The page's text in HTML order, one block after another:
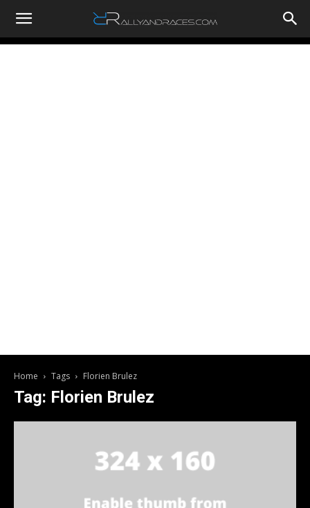
RallyandRaces.com
Home Tags Florien Brulez
Tag: Florien Brulez